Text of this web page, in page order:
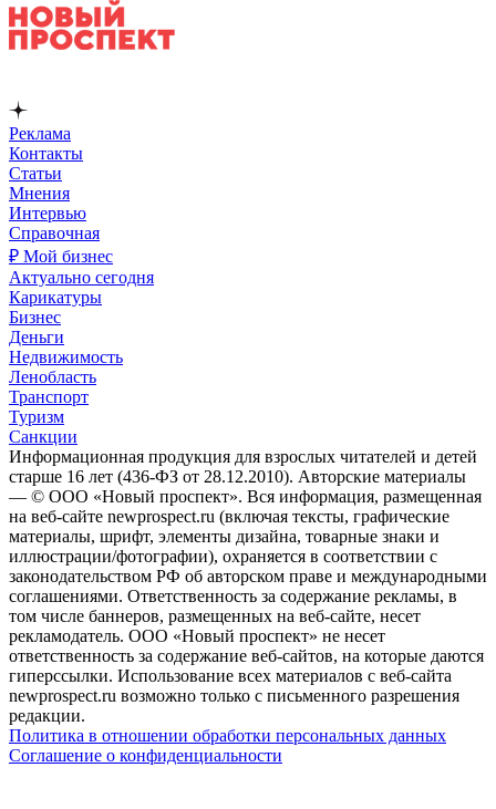
Реклама
Контакты
Статьи
Мнения
Интервью
Справочная
₽ Мой бизнес
Актуально сегодня
Карикатуры
Бизнес
Деньги
Недвижимость
Ленобласть
Транспорт
Туризм
Санкции
Информационная продукция для взрослых читателей и детей
старше 16 лет (436-ФЗ от 28.12.2010). Авторские материалы
— © ООО «Новый проспект». Вся информация, размещенная
на веб-сайте newprospect.ru (включая тексты, графические
материалы, шрифт, элементы дизайна, товарные знаки и
иллюстрации/фотографии), охраняется в соответствии с
законодательством РФ об авторском праве и международными
соглашениями. Ответственность за содержание рекламы, в
том числе баннеров, размещенных на веб-сайте, несет
рекламодатель. ООО «Новый проспект» не несет
ответственность за содержание веб-сайтов, на которые даются
гиперссылки. Использование всех материалов с веб-сайта
newprospect.ru возможно только с письменного разрешения
редакции.
Политика в отношении обработки персональных данных
Соглашение о конфиденциальности